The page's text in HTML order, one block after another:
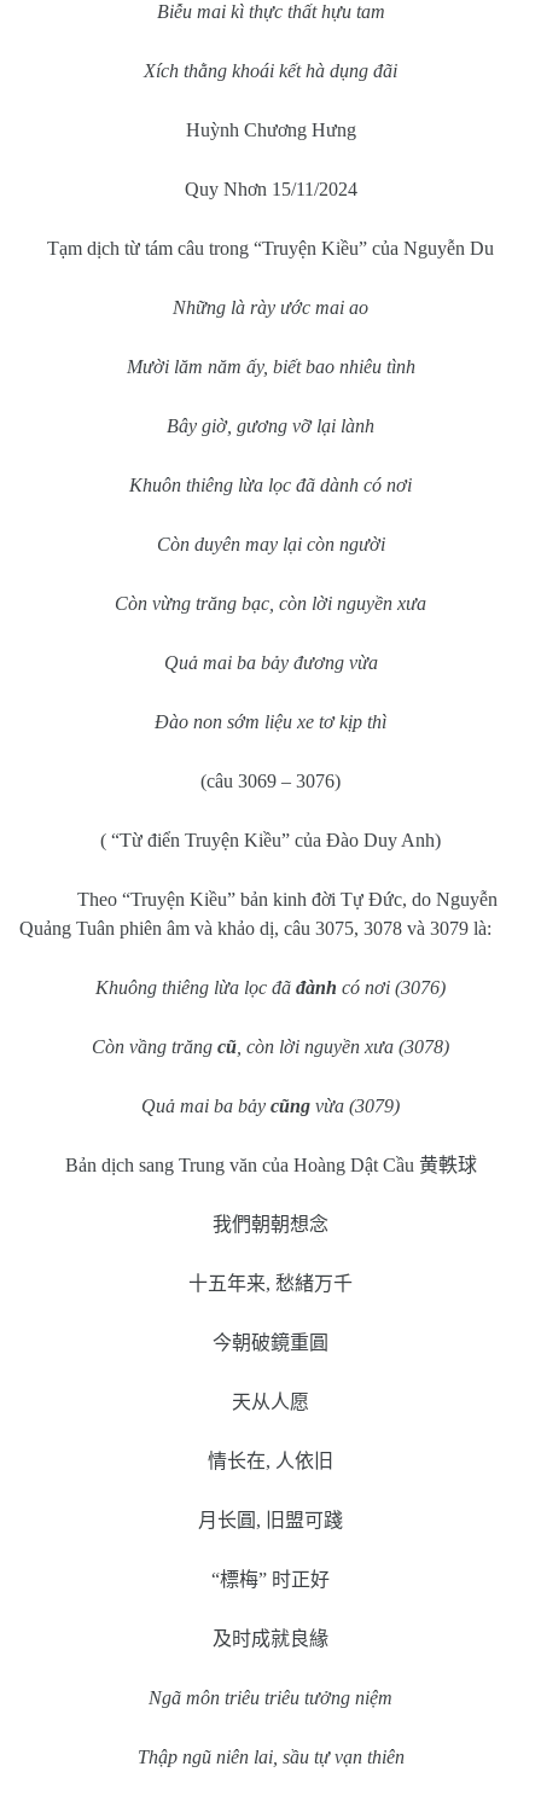
Biễu mai kì thực thất hựu tam
Xích thằng khoái kết hà dụng đãi
Huỳnh Chương Hưng
Quy Nhơn 15/11/2024
Tạm dịch từ tám câu trong “Truyện Kiều” của Nguyễn Du
Những là rày ước mai ao
Mười lăm năm ấy, biết bao nhiêu tình
Bây giờ, gương vỡ lại lành
Khuôn thiêng lừa lọc đã dành có nơi
Còn duyên may lại còn người
Còn vừng trăng bạc, còn lời nguyền xưa
Quả mai ba bảy đương vừa
Đào non sớm liệu xe tơ kịp thì
(câu 3069 – 3076)
( “Từ điển Truyện Kiều” của Đào Duy Anh)
Theo “Truyện Kiều” bản kinh đời Tự Đức, do Nguyễn
Quảng Tuân phiên âm và khảo dị, câu 3075, 3078 và 3079 là:
Khuông thiêng lừa lọc đã đành có nơi (3076)
Còn vầng trăng cũ , còn lời nguyền xưa (3078)
Quả mai ba bảy cũng vừa (3079)
Bản dịch sang Trung văn của Hoàng Dật Cầu 黄軼球
我們朝朝想念
十五年来, 愁緒万千
今朝破鏡重圓
天从人愿
情长在, 人依旧
月长圓 , 旧盟可踐
“標梅” 时正好
及时成就良緣
Ngã môn triêu triêu tưởng niệm
Thập ngũ niên lai, sầu tự vạn thiên